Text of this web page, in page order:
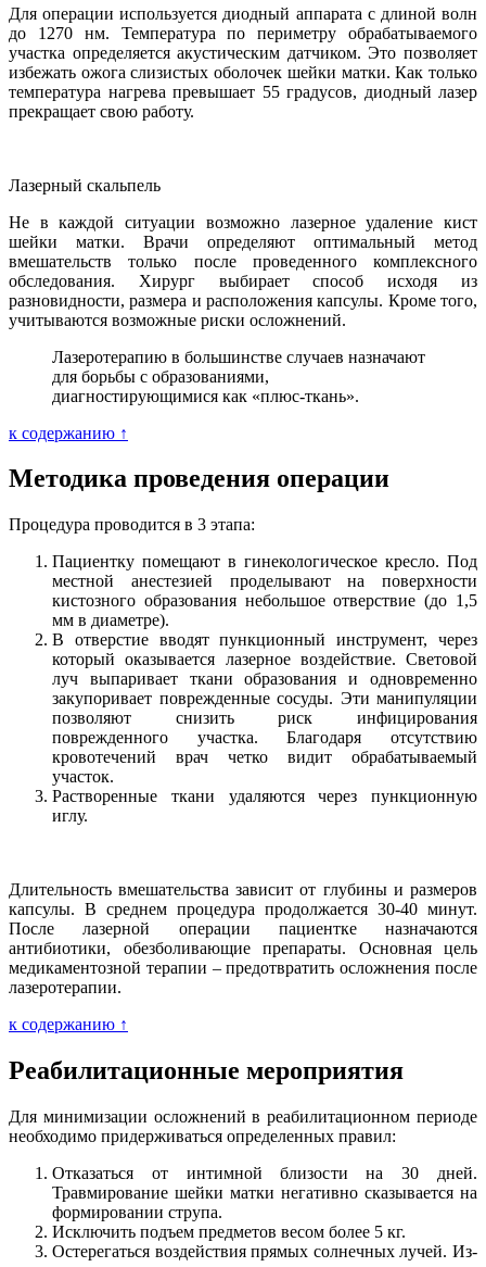
Для операции используется диодный аппарата с длиной волн
до 1270 нм. Температура по периметру обрабатываемого
участка определяется акустическим датчиком. Это позволяет
избежать ожога слизистых оболочек шейки матки. Как только
температура нагрева превышает 55 градусов, диодный лазер
прекращает свою работу.
Лазерный скальпель
Не в каждой ситуации возможно лазерное удаление кист
шейки матки. Врачи определяют оптимальный метод
вмешательств только после проведенного комплексного
обследования. Хирург выбирает способ исходя из
разновидности, размера и расположения капсулы. Кроме того,
учитываются возможные риски осложнений.
Лазеротерапию в большинстве случаев назначают
для борьбы с образованиями,
диагностирующимися как «плюс-ткань».
к содержанию ↑
Методика проведения операции
Процедура проводится в 3 этапа:
Пациентку помещают в гинекологическое кресло. Под
местной анестезией проделывают на поверхности
кистозного образования небольшое отверствие (до 1,5
мм в диаметре).
В отверстие вводят пункционный инструмент, через
который оказывается лазерное воздействие. Световой
луч выпаривает ткани образования и одновременно
закупоривает поврежденные сосуды. Эти манипуляции
позволяют снизить риск инфицирования
поврежденного участка. Благодаря отсутствию
кровотечений врач четко видит обрабатываемый
участок.
Растворенные ткани удаляются через пункционную
иглу.
Длительность вмешательства зависит от глубины и размеров
капсулы. В среднем процедура продолжается 30-40 минут.
После лазерной операции пациентке назначаются
антибиотики, обезболивающие препараты. Основная цель
медикаментозной терапии – предотвратить осложнения после
лазеротерапии.
к содержанию ↑
Реабилитационные мероприятия
Для минимизации осложнений в реабилитационном периоде
необходимо придерживаться определенных правил:
Отказаться от интимной близости на 30 дней.
Травмирование шейки матки негативно сказывается на
формировании струпа.
Исключить подъем предметов весом более 5 кг.
Остерегаться воздействия прямых солнечных лучей. Из-